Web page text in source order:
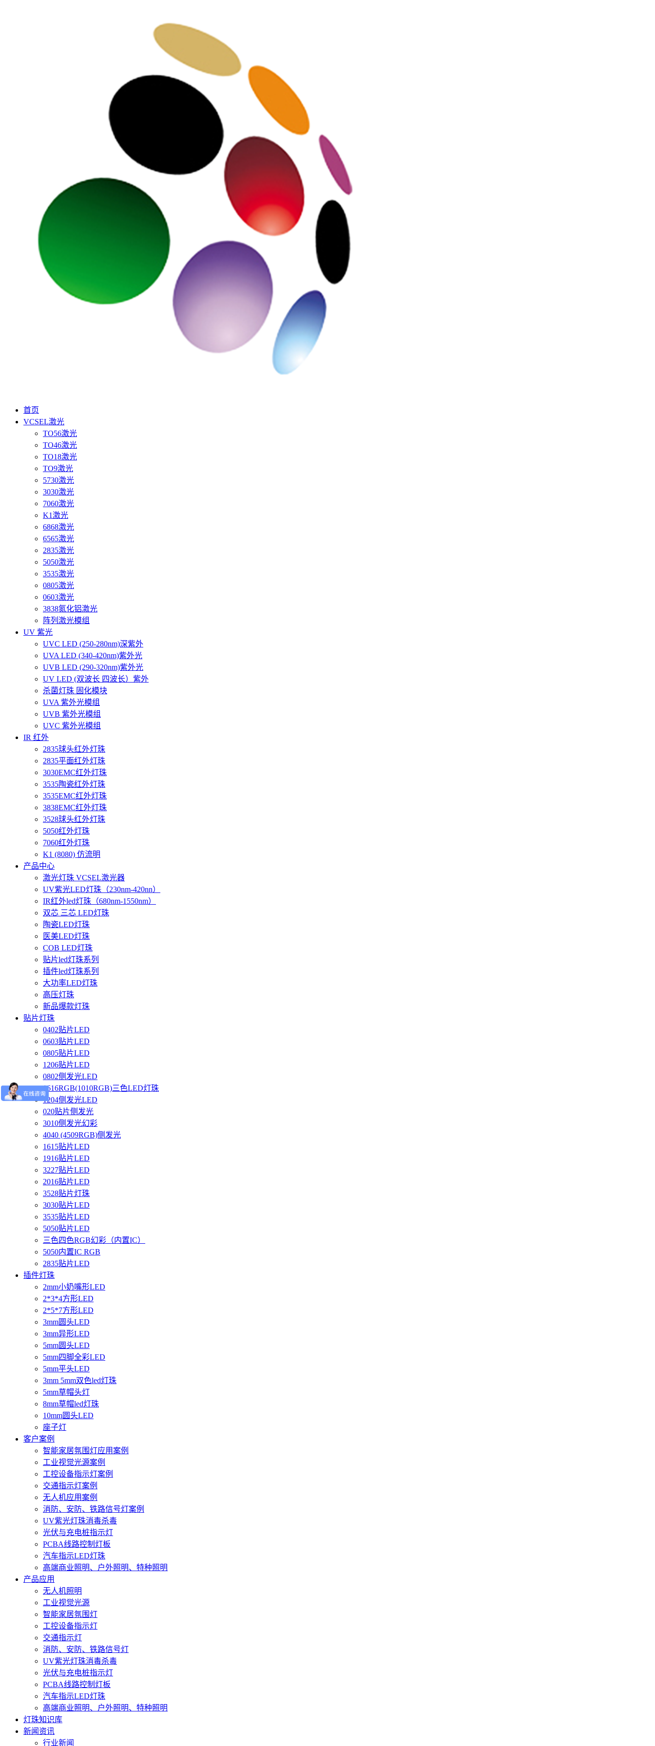
首页
VCSEL激光
TO56激光
TO46激光
TO18激光
TO9激光
5730激光
3030激光
7060激光
K1激光
6868激光
6565激光
2835激光
5050激光
3535激光
0805激光
0603激光
3838氮化铝激光
阵列激光模组
UV 紫光
UVC LED (250-280nm)深紫外
UVA LED (340-420nm)紫外光
UVB LED (290-320nm)紫外光
UV LED (双波长 四波长）紫外
杀菌灯珠 固化模块
UVA 紫外光模组
UVB 紫外光模组
UVC 紫外光模组
IR 红外
2835球头红外灯珠
2835平面红外灯珠
3030EMC红外灯珠
3535陶瓷红外灯珠
3535EMC红外灯珠
3838EMC红外灯珠
3528球头红外灯珠
5050红外灯珠
7060红外灯珠
K1 (8080) 仿流明
产品中心
激光灯珠 VCSEL激光器
UV紫光LED灯珠（230nm-420nn）
IR红外led灯珠（680nm-1550nm）
双芯 三芯 LED灯珠
陶瓷LED灯珠
医美LED灯珠
COB LED灯珠
贴片led灯珠系列
插件led灯珠系列
大功率LED灯珠
高压灯珠
新品爆款灯珠
贴片灯珠
0402贴片LED
0603贴片LED
0805贴片LED
1206贴片LED
0802侧发光LED
1616RGB(1010RGB)三色LED灯珠
1204侧发光LED
020贴片侧发光
3010侧发光幻彩
4040 (4509RGB)侧发光
1615贴片LED
1916贴片LED
3227贴片LED
2016贴片LED
3528贴片灯珠
3030贴片LED
3535贴片LED
5050贴片LED
三色四色RGB幻彩（内置IC）
5050内置IC RGB
2835贴片LED
插件灯珠
2mm小奶嘴形LED
2*3*4方形LED
2*5*7方形LED
3mm圆头LED
3mm异形LED
5mm圆头LED
5mm四脚全彩LED
5mm平头LED
3mm 5mm双色led灯珠
5mm草帽头灯
8mm草帽led灯珠
10mm圆头LED
座子灯
客户案例
智能家居氛围灯应用案例
工业视觉光源案例
工控设备指示灯案例
交通指示灯案例
无人机应用案例
消防、安防、铁路信号灯案例
UV紫光灯珠消毒杀毒
光伏与充电桩指示灯
PCBA线路控制灯板
汽车指示LED灯珠
高端商业照明、户外照明、特种照明
产品应用
无人机照明
工业视觉光源
智能家居氛围灯
工控设备指示灯
交通指示灯
消防、安防、铁路信号灯
UV紫光灯珠消毒杀毒
光伏与充电桩指示灯
PCBA线路控制灯板
汽车指示LED灯珠
高端商业照明、户外照明、特种照明
灯珠知识库
新闻资讯
行业新闻